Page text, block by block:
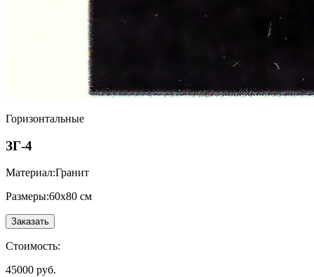
Горизонтальные
ЗГ-4
Материал:Гранит
Размеры:60х80 см
Заказать
Стоимость:
45000 руб.